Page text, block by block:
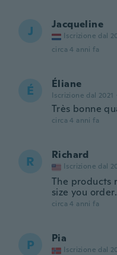
J Jacqueline
Iscrizione dal
circa 4 anni fa
É Éliane
Iscrizione dal 2021
Très bonne
circa 4 anni fa
R Richard
Iscrizione dal
The products
size you order.
circa 4 anni fa
P Pia
Iscrizione dal